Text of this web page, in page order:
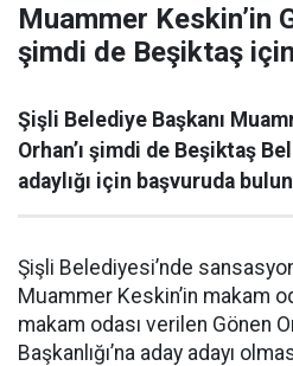
Muammer Keskin’in
şimdi de Beşiktaş
Şişli Belediye Başkanı
Orhan’ı şimdi de Beşiktaş
adaylığı için başvuruda
Şişli Belediyesi’nde
Muammer Keskin’in makam
makam odası verilen Gönen
Başkanlığı’na aday adayı